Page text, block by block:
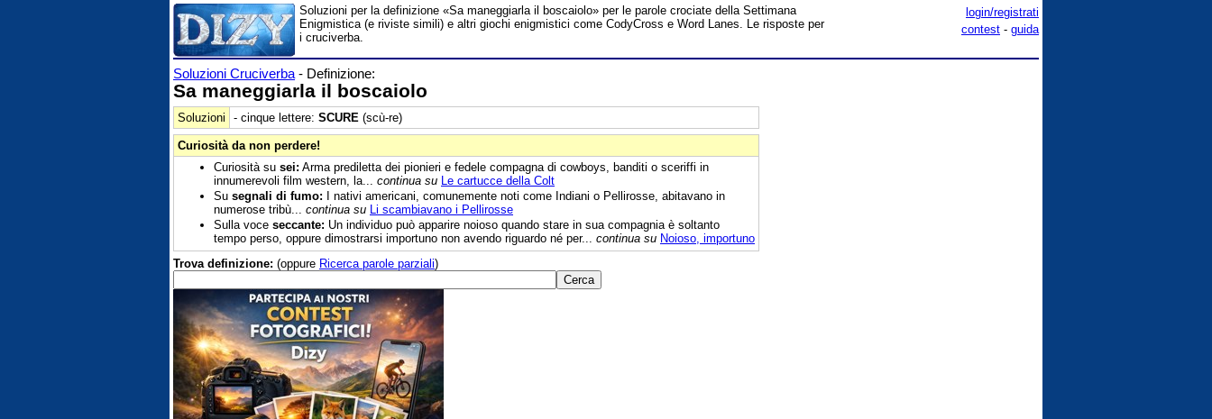
login/registrati
contest - guida
Soluzioni per la definizione «Sa maneggiarla il boscaiolo» per le parole crociate della Settimana
Enigmistica (e riviste simili) e altri giochi enigmistici come CodyCross e Word Lanes. Le risposte per
i cruciverba.
Soluzioni Cruciverba - Definizione:
Sa maneggiarla il boscaiolo
Soluzioni - cinque lettere: SCURE (scù-re)
Curiosità da non perdere!
Curiosità su sei: Arma prediletta dei pionieri e fedele compagna di cowboys, banditi o sceriffi in
innumerevoli film western, la... continua su Le cartucce della Colt
Su segnali di fumo: I nativi americani, comunemente noti come Indiani o Pellirosse, abitavano in
numerose tribù... continua su Li scambiavano i Pellirosse
Sulla voce seccante: Un individuo può apparire noioso quando stare in sua compagnia è soltanto
tempo perso, oppure dimostrarsi importuno non avendo riguardo né per... continua su Noioso, importuno
Trova definizione: (oppure Ricerca parole parziali)